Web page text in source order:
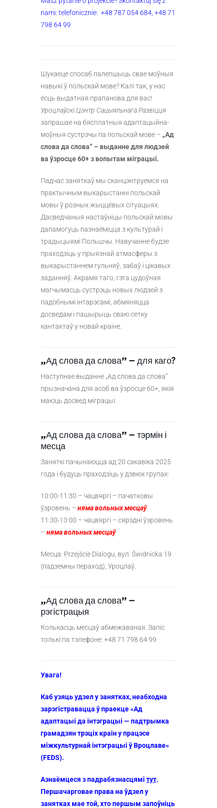
nami: telefonicznie: +48 787 054 684, +48 71
798 64 99
Шукаеце спосаб палепшыць свае моўныя
навыкі ў польскай мове? Калі так, у нас
ёсць выдатная прапанова для вас!
Уроцлаўскі Цэнтр Сацыяльнага Развіцця
запрашае на бясплатныя адаптацыйна-
моўныя сустрэчы па польскай мове – „Ад
слова да слова” – выданне для людзей
ва ўзросце 60+ з вопытам міграцыі.
Падчас заняткаў мы сканцэнтруемся на
практычным выкарыстанні польскай
мовы ў розных жыццёвых сітуацыях.
Дасведчаныя настаўніцы польскай мовы
дапамогуць пазнаёміцца з культурай і
традыцыямі Польшчы. Навучанне будзе
праходзіць у прыязнай атмасферы з
выкарыстаннем гульняў, забаў і цікавых
заданняў. Акрамя таго, гэта цудоўная
магчымасць сустрэць новых людзей з
падобнымі інтарэсамі, абмяняцца
досведам і пашырыць сваю сетку
кантактаў у новай краіне.
„Ад слова да слова” – для каго?
Наступнае выданне „Ад слова да слова”
прызначана для асоб ва ўзросце 60+, якія
маюць досвед міграцыі.
„Ад слова да слова” – тэрмін і
месца
Заняткі пачынаюцца ад 20 сакавіка 2025
года і будуць праходзіць у дзвюх групах:
10:00-11:30 – чацвяргі – пачатковы
ўзровень – няма вольных месцаў
11:30-13:00 – чацвяргі – сярэдні ўзровень
– няма вольных месцаў
Месца: Przejście Dialogu, вул. Świdnicka 19
(падземны пераход), Уроцлаў.
„Ад слова да слова” –
рэгістрацыя
Колькасць месцаў абмежаваная. Запіс
толькі па тэлефоне: +48 71 798 64 99
Увага!
Каб узяць удзел у занятках, неабходна
зарэгістравацца ў праекце «Ад
адаптацыі да інтэграцыі — падтрымка
грамадзян трэціх краін у працэсе
міжкультурнай інтэграцыі ў Вроцлаве»
(FEDS).
Азнаёмцеся з падрабязнасцямі тут.
Першачарговае права на ўдзел у
занятках мае той, хто першым запоўніць